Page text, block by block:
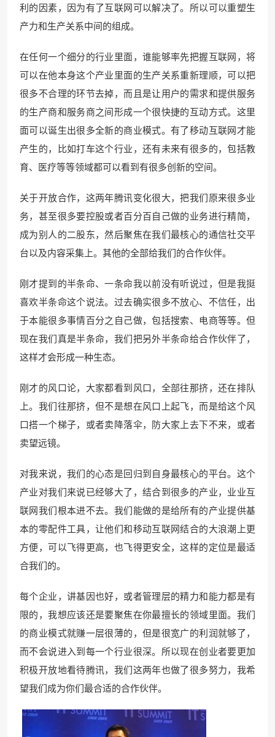
利的因素，因为有了互联网可以解决了。所以可以重塑生
产力和生产关系中间的组成。
在任何一个细分的行业里面，谁能够率先把握互联网，将
可以在他本身这个产业里面的生产关系重新理顺，可以把
很多不合理的环节去掉，而且是让用户的需求和提供服务
的生产商和服务商之间形成一个很快捷的互动方式。这里
面可以诞生出很多全新的商业模式。有了移动互联网才能
产生的，比如打车这个行业，还有未来有很多的，包括教
育、医疗等等领域都可以看到有很多创新的空间。
关于开放合作，这两年腾讯变化很大，把我们原来很多业
务，甚至很多要控股或者百分百自己做的业务进行精简，
成为别人的二股东，然后聚焦在我们最核心的通信社交平
台以及内容采集上。其他的全部给我们的合作伙伴。
刚才提到的半条命、一条命我以前没有听说过，但是我挺
喜欢半条命这个说法。过去确实很多不放心、不信任，出
于本能很多事情百分之自己做，包括搜索、电商等等。但
现在我们真是半条命，我们把另外半条命给合作伙伴了，
这样才会形成一种生态。
刚才的风口论，大家都看到风口，全部往那挤，还在排队
上。我们往那挤，但不是想在风口上起飞，而是给这个风
口搭一个梯子，或者卖降落伞，防大家上去下不来，或者
卖望远镜。
对我来说，我们的心态是回归到自身最核心的平台。这个
产业对我们来说已经够大了，结合到很多的产业，业业互
联网我们根本进不去。我们能做的是给所有的产业提供基
本的零配件工具，让他们和移动互联网结合的大浪潮上更
方便，可以飞得更高，也飞得更安全，这样的定位是最适
合我们的。
每个企业，讲基因也好，或者管理层的精力和能力都是有
限的，我想应该还是要聚焦在你最擅长的领域里面。我们
的商业模式就赚一层很薄的，但是很宽广的利润就够了，
而不会说进入到每一个行业很深。所以现在创业者要更加
积极开放地看待腾讯，我们这两年也做了很多努力，我希
望我们成为你们最合适的合作伙伴。